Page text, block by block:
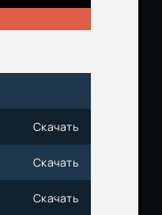
Скачать
Скачать
Скачать